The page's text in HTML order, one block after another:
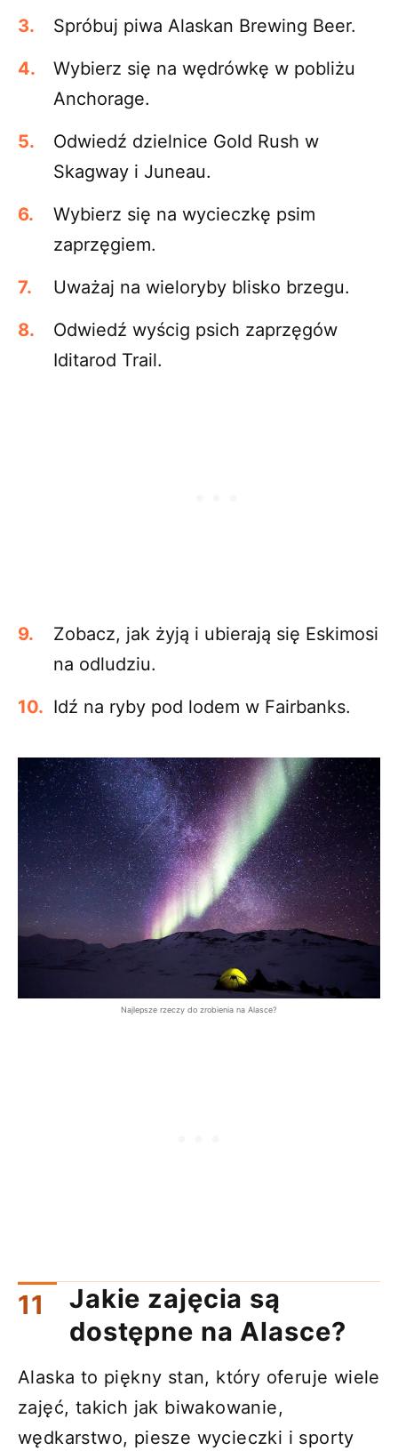
Spróbuj piwa Alaskan Brewing Beer.
Wybierz się na wędrówkę w pobliżu
Anchorage.
Odwiedź dzielnice Gold Rush w
Skagway i Juneau.
Wybierz się na wycieczkę psim
zaprzęgiem.
Uważaj na wieloryby blisko brzegu.
Odwiedź wyścig psich zaprzęgów
Iditarod Trail.
Zobacz, jak żyją i ubierają się Eskimosi
na odludziu.
Idź na ryby pod lodem w Fairbanks.
Najlepsze rzeczy do zrobienia na Alasce?
Jakie zajęcia są
dostępne na Alasce?
Alaska to piękny stan, który oferuje wiele
zajęć, takich jak biwakowanie,
wędkarstwo, piesze wycieczki i sporty